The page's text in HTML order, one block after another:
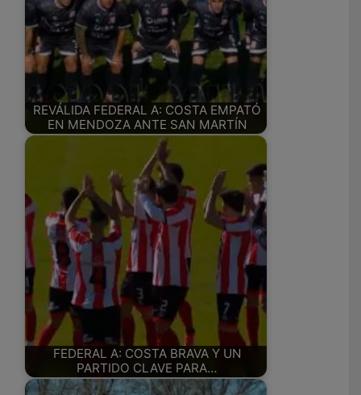
REVÁLIDA FEDERAL A: COSTA EMPATÓ
EN MENDOZA ANTE SAN MARTÍN
FEDERAL A: COSTA BRAVA Y UN
PARTIDO CLAVE PARA…